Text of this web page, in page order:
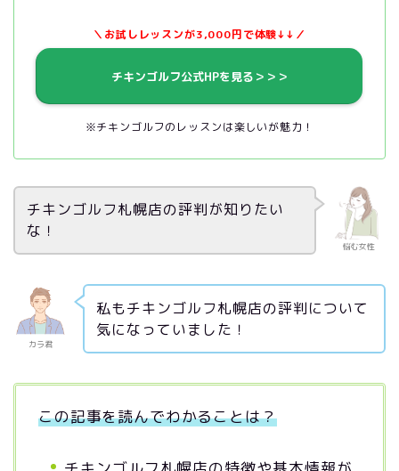
＼お試しレッスンが3,000円で体験↓↓／
チキンゴルフ公式HPを見る＞＞＞
※チキンゴルフのレッスンは楽しいが魅力！
悩む女性
チキンゴルフ札幌店の評判が知りたい
な！
カラ君
私もチキンゴルフ札幌店の評判について
気になっていました！
この記事を読んでわかることは？